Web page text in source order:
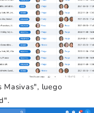
Masivas", luego